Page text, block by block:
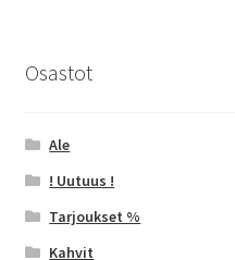
Osastot
Ale
! Uutuus !
Tarjoukset %
Kahvit